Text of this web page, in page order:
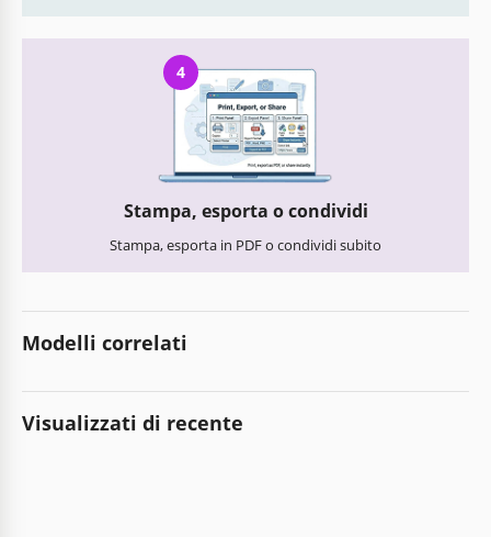
4
Stampa, esporta o condividi
Stampa, esporta in PDF o condividi subito
Modelli correlati
Visualizzati di recente